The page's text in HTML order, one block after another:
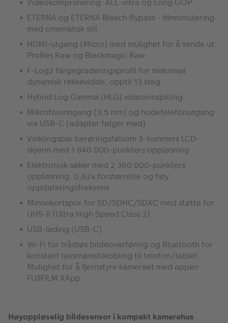
ETERNA og ETERNA Bleach Bypass - filmsimulering
med cinematisk stil
HDMI-utgang (Micro) med mulighet for å sende ut
ProRes Raw og Blackmagic Raw
F-Log2 fargegraderingsprofil for maksimal
dynamisk rekkevidde, opptil 13 steg
Hybrid Log Gamma (HLG) videoinnspilling
Mikrofoninngang (3.5 mm) og hodetelefonutgang
via USB-C (adapter følger med)
Vinklingsbar berøringsfølsom 3-tommers LCD-
skjerm med 1 840 000-punkters oppløsning
Elektronisk søker med 2 360 000-punkters
oppløsning, 0,62x forstørrelse og høy
oppdateringsfrekvens
Minnekortspor for SD/SDHC/SDXC med støtte for
UHS-II (Ultra High Speed Class 2)
USB-lading (USB-C)
Wi-Fi for trådløs bildeoverføring og Bluetooth for
konstant lavstrømstilkobling til telefon/tablet.
Mulighet for å fjernstyre kameraet med appen
FUJIFILM XApp
Høyoppløselig bildesensor i kompakt kamerahus